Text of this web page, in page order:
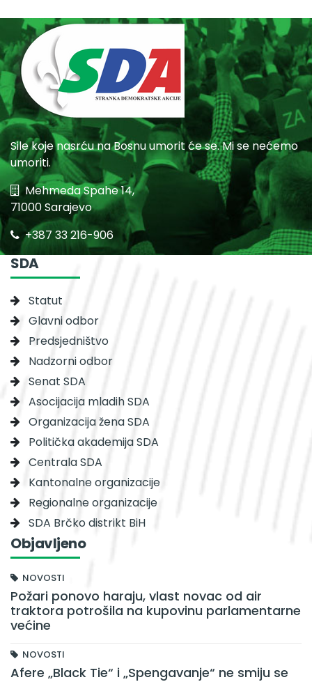
Sile koje nasrću na Bosnu umorit će se. Mi se nećemo
umoriti.
Mehmeda Spahe 14,
71000 Sarajevo
+387 33 216-906
SDA
Statut
Glavni odbor
Predsjedništvo
Nadzorni odbor
Senat SDA
Asocijacija mladih SDA
Organizacija žena SDA
Politička akademija SDA
Centrala SDA
Kantonalne organizacije
Regionalne organizacije
SDA Brčko distrikt BiH
Objavljeno
NOVOSTI
Požari ponovo haraju, vlast novac od air
traktora potrošila na kupovinu parlamentarne
većine
NOVOSTI
Afere „Black Tie“ i „Spengavanje“ ne smiju se